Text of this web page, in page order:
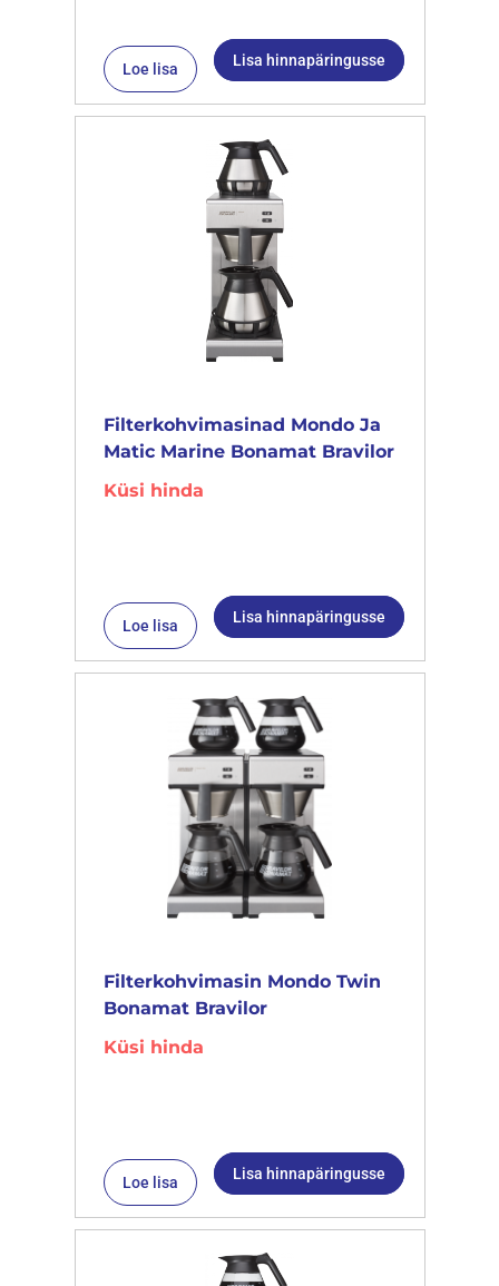
Loe lisa Lisa hinnapäringusse
Filterkohvimasinad Mondo Ja
Matic Marine Bonamat Bravilor
Küsi hinda
Loe lisa Lisa hinnapäringusse
Filterkohvimasin Mondo Twin
Bonamat Bravilor
Küsi hinda
Loe lisa Lisa hinnapäringusse